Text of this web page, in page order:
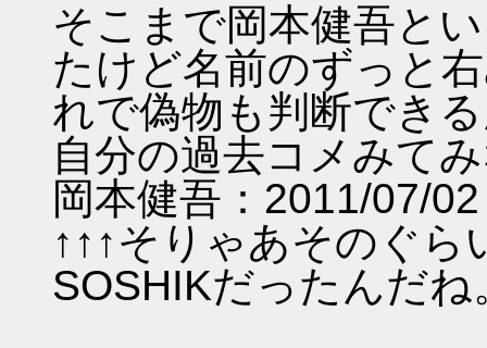
そこまで岡本健吾と
たけど名前のずっと
れで偽物も判断でき
自分の過去コメみて
岡本健吾：2011/07/
↑↑↑そりゃあそのぐ
SOSHIKだった